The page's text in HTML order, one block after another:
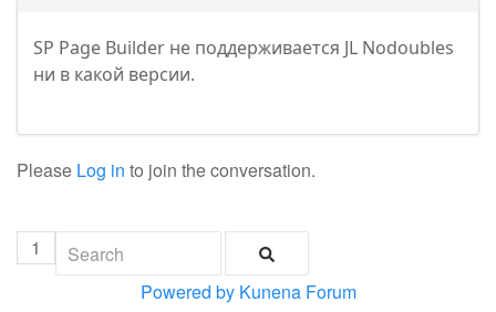
SP Page Builder не поддерживается JL Nodoubles
ни в какой версии.
Please Log in to join the conversation.
1
Powered by Kunena Forum